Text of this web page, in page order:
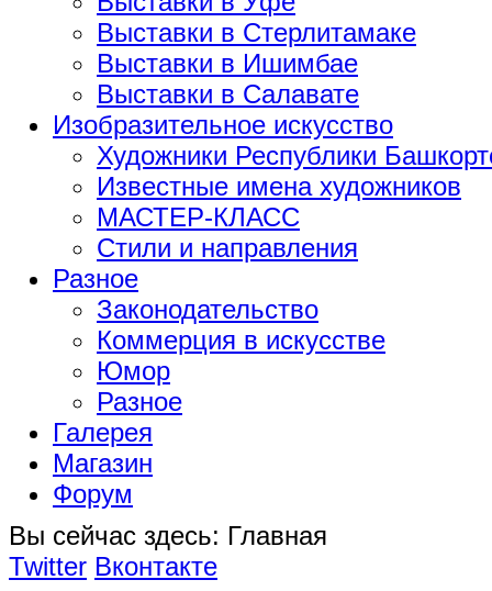
Выставки в Стерлитамаке
Выставки в Ишимбае
Выставки в Салавате
Изобразительное искусство
Художники Республики
Известные имена художников
МАСТЕР-КЛАСС
Стили и направления
Разное
Законодательство
Коммерция в искусстве
Юмор
Разное
Галерея
Магазин
Форум
Вы сейчас здесь: Главная
Twitter Вконтакте